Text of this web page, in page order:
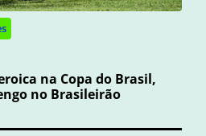
na Copa do Brasil,
no Brasileirão